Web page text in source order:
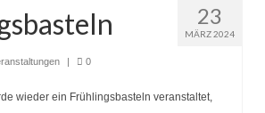
23
MÄRZ 2024
0
wieder ein Frühlingsbasteln veranstaltet,